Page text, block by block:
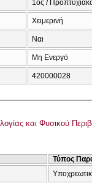
1ος /
Χειμερινή
Ναι
Μη Ενεργό
420000028
και Φυσικού
Τύπος